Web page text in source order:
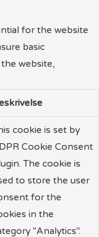
for the website
basic
website,
cookie is set by
Cookie Consent
The cookie is
to store the user
for the
in the
"Analytics".